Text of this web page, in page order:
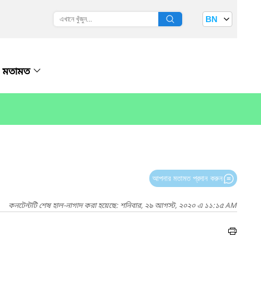
BN
মতামত
আপনার মতামত প্রদান করুন
কনটেন্টটি শেষ হাল-নাগাদ করা হয়েছে: শনিবার, ২৯ আগস্ট, ২০২০ এ ১১:১৫ AM